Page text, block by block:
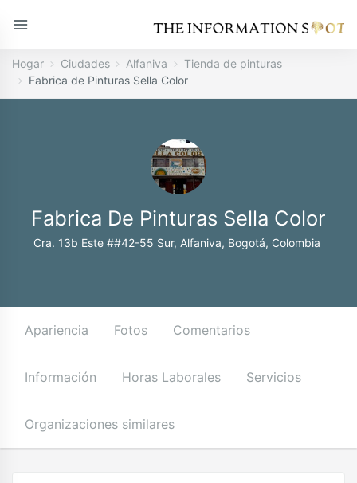
Hogar Ciudades Alfaniva
Tienda de pinturas
Fabrica de Pinturas Sella Color
Fabrica De Pinturas Sella Color
Cra. 13b Este ##42-55 Sur, Alfaniva, Bogotá, Colombia
Apariencia Fotos Comentarios
Información Horas Laborales Servicios
Organizaciones similares